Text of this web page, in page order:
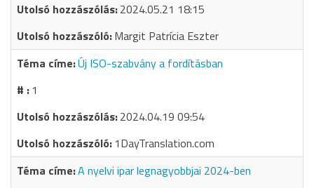
2024.05.21 18:15
Margit Patrícia Eszter
Új ISO-szabvány a fordításban
1
2024.04.19 09:54
1DayTranslation.com
A nyelvi ipar legnagyobbjai 2024-ben